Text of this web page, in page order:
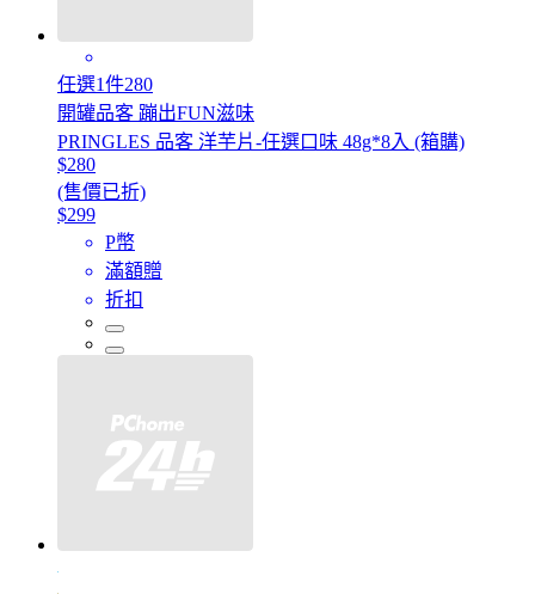
任選1件280
開罐品客 蹦出FUN滋味
PRINGLES 品客 洋芋片-任選口味 48g*8入 (箱購)
$280
(售價已折)
$299
P幣
滿額贈
折扣